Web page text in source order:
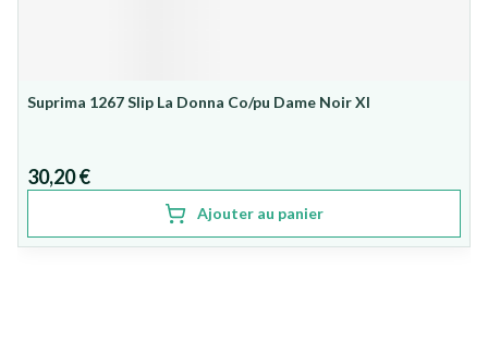
Suprima 1267 Slip La Donna Co/pu Dame Noir Xl
30,20 €
Ajouter au panier